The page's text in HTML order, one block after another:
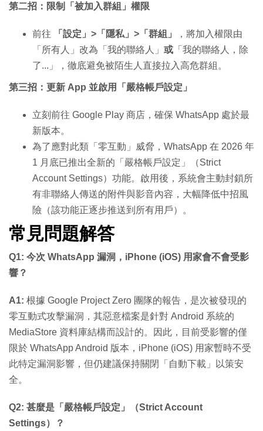
第二招：限制「被加入群組」權限
前往 「設定」>「隱私」>「群組」
，將加入權限由
「所有人」改為「我的聯絡人」 或 「我的聯絡人，除
了...」，徹底避免被陌生人直接拉入高危群組。
第三招：更新 App 並啟用「嚴格帳戶設定」
立刻前往 Google Play 商店，確保 WhatsApp 處於最
新版本。
為了應對此類「零互動」威脅，WhatsApp 在 2026 年
1 月底已推出全新的「嚴格帳戶設定」（Strict
Account Settings）功能。啟用後，系統會主動封鎖所
有非聯絡人傳送的附件與影音內容，大幅降低中招風
險（該功能正逐步推送到所有用戶）。
常見問題解答
Q1: 今次 WhatsApp 漏洞，iPhone (iOS) 用家會不會受影
響？
A1: 根據 Google Project Zero 團隊的報告，是次被發現的
零互動式攻擊漏洞，其惡意檔案是針對 Android 系統的
MediaStore 資料庫結構而設計的。因此，目前受影響的僅
限於 WhatsApp Android 版本，iPhone (iOS) 用家暫時不受
此特定漏洞影響，但仍建議保持關閉「自動下載」以策安
全。
Q2: 甚麼是「嚴格帳戶設定」（Strict Account
Settings）？